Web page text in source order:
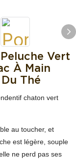
Vert
À Main
Thé
chaton vert
au toucher, et
est légère, souple
ne perd pas ses